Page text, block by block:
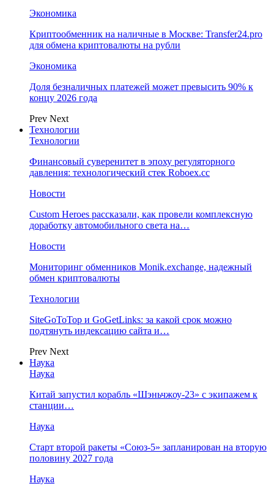
Экономика
Криптообменник на наличные в Москве: Transfer24.pro
для обмена криптовалюты на рубли
Экономика
Доля безналичных платежей может превысить 90% к
концу 2026 года
Prev Next
Технологии
Технологии
Финансовый суверенитет в эпоху регуляторного
давления: технологический стек Roboex.cc
Новости
Custom Heroes рассказали, как провели комплексную
доработку автомобильного света на…
Новости
Мониторинг обменников Monik.exchange, надежный
обмен криптовалюты
Технологии
SiteGoToTop и GoGetLinks: за какой срок можно
подтянуть индексацию сайта и…
Prev Next
Наука
Наука
Китай запустил корабль «Шэньчжоу-23» с экипажем к
станции…
Наука
Старт второй ракеты «Союз-5» запланирован на вторую
половину 2027 года
Наука